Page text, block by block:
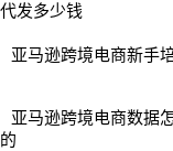
代发多少钱
亚马逊跨境电商新手
亚马逊跨境电商数据
的